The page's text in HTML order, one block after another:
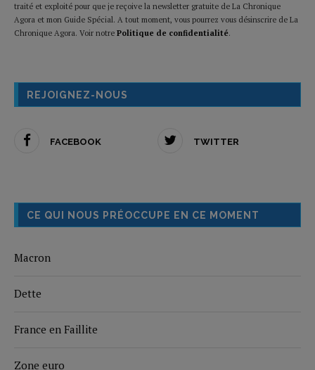
traité et exploité pour que je reçoive la newsletter gratuite de La Chronique
Agora et mon Guide Spécial. A tout moment, vous pourrez vous désinscrire de La
Chronique Agora. Voir notre Politique de confidentialité.
REJOIGNEZ-NOUS
FACEBOOK TWITTER
CE QUI NOUS PRÉOCCUPE EN CE MOMENT
Macron
Dette
France en Faillite
Zone euro